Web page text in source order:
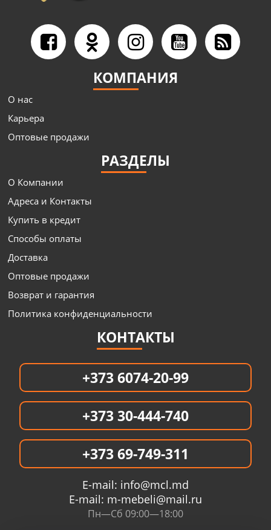
КОМПАНИЯ
О нас
Карьера
Оптовые продажи
РАЗДЕЛЫ
О Компании
Адреса и Контакты
Купить в кредит
Способы оплаты
Доставка
Оптовые продажи
Возврат и гарантия
Политика конфиденциальности
КОНТАКТЫ
+373 6074-20-99
+373 30-444-740
+373 69-749-311
E-mail: info@mcl.md
E-mail: m-mebeli@mail.ru
Пн—Сб 09:00—18:00